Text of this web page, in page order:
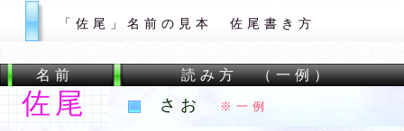
「佐尾」名前の見本 佐尾書き方
名前 読み方 （一例）
佐尾 さお ※一例